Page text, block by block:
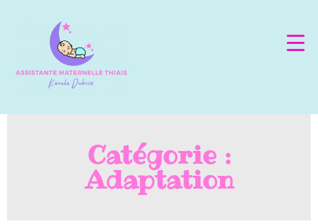
Catégorie :
Adaptation